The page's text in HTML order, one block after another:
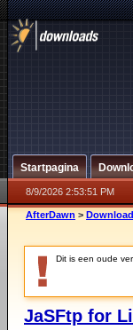
Startpagina
8/9/2026 2:53:51 PM
AfterDawn >
Dit is een oude
JaSFtp for